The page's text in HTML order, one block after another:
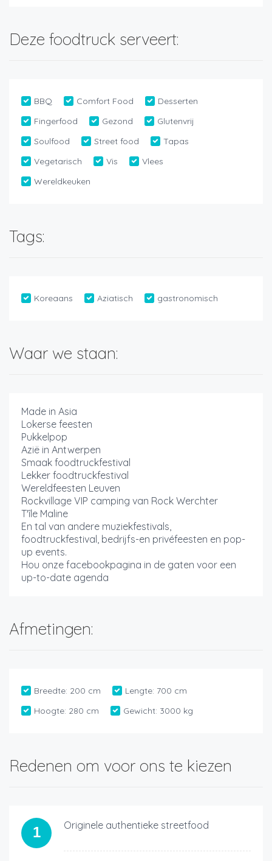
Deze foodtruck serveert:
BBQ Comfort Food
Desserten
Fingerfood
Gezond
Glutenvrij
Soulfood
Street food
Tapas
Vegetarisch
Vis
Vlees
Wereldkeuken
Tags:
Koreaans Aziatisch gastronomisch
Waar we staan:
Made in Asia
Lokerse feesten
Pukkelpop
Azië in Antwerpen
Smaak foodtruckfestival
Lekker foodtruckfestival
Wereldfeesten Leuven
Rockvillage VIP camping van Rock Werchter
T'île Maline
En tal van andere muziekfestivals,
foodtruckfestival, bedrijfs-en privéfeesten en pop-
up events.
Hou onze facebookpagina in de gaten voor een
up-to-date agenda
Afmetingen:
Breedte: 200 cm Lengte: 700 cm
Hoogte: 280 cm Gewicht: 3000 kg
Redenen om voor ons te kiezen
1 Originele authentieke streetfood